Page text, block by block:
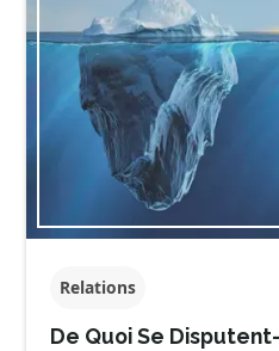
Relations
De Quoi Se